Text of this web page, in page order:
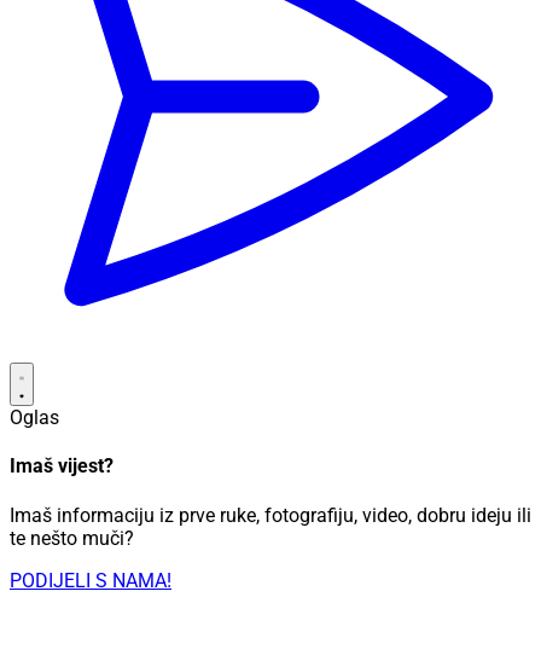
Oglas
Imaš vijest?
Imaš informaciju iz prve ruke, fotografiju, video, dobru ideju ili
te nešto muči?
PODIJELI S NAMA!